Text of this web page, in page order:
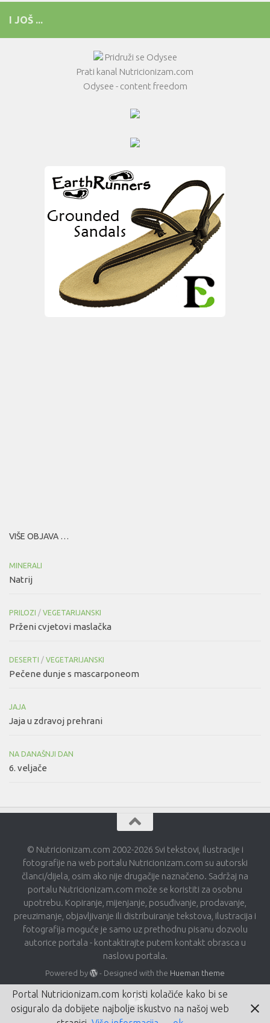
I JOŠ ...
Pridruži se Odysee
Prati kanal Nutricionizam.com
Odysee - content freedom
VIŠE OBJAVA …
MINERALI
Natrij
PRILOZI / VEGETARIJANSKI
Prženi cvjetovi maslačka
DESERTI / VEGETARIJANSKI
Pečene dunje s mascarponeom
JAJA
Jaja u zdravoj prehrani
NA DANAŠNJI DAN
6. veljače
© Nutricionizam.com 2002-2026 Svi tekstovi, ilustracije i
fotografije na web portalu Nutricionizam.com su autorski
članci/dijela, osim ako nije drugačije naznačeno. Sadržaj na
portalu Nutricionizam.com može se koristiti za osobnu
upotrebu. Kopiranje, mijenjanje, posuđivanje, prodavanje,
preuzimanje, objavljivanje ili distribuiranje tekstova, ilustracija i
fotografija moguće je samo uz prethodnu pisanu dozvolu
autorice portala - kontaktirajte putem kontakt obrasca u
naslovu portala.
Powered by - Designed with the Hueman theme
Portal Nutricionizam.com koristi kolačiće kako bi se
osiguralo da dobijete najbolje iskustvo na našoj web